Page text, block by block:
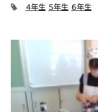
４年生 ５年生 ６年生